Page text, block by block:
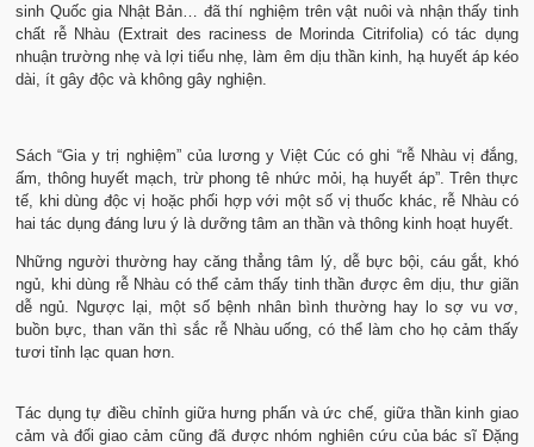
sinh Quốc gia Nhật Bản… đã thí nghiệm trên vật nuôi và nhận thấy tinh
chất rễ Nhàu (Extrait des raciness de Morinda Citrifolia) có tác dụng
nhuận trường nhẹ và lợi tiểu nhẹ, làm êm dịu thần kinh, hạ huyết áp kéo
dài, ít gây độc và không gây nghiện.
Sách “Gia y trị nghiệm” của lương y Việt Cúc có ghi “rễ Nhàu vị đắng,
ấm, thông huyết mạch, trừ phong tê nhức mỏi, hạ huyết áp”. Trên thực
tế, khi dùng độc vị hoặc phối hợp với một số vị thuốc khác, rễ Nhàu có
hai tác dụng đáng lưu ý là dưỡng tâm an thần và thông kinh hoạt huyết.
Những người thường hay căng thẳng tâm lý, dễ bực bội, cáu gắt, khó
ngủ, khi dùng rễ Nhàu có thể cảm thấy tinh thần được êm dịu, thư giãn
dễ ngủ. Ngược lại, một số bệnh nhân bình thường hay lo sợ vu vơ,
buồn bực, than vãn thì sắc rễ Nhàu uống, có thể làm cho họ cảm thấy
tươi tỉnh lạc quan hơn.
Tác dụng tự điều chỉnh giữa hưng phấn và ức chế, giữa thần kinh giao
cảm và đối giao cảm cũng đã được nhóm nghiên cứu của bác sĩ Đặng